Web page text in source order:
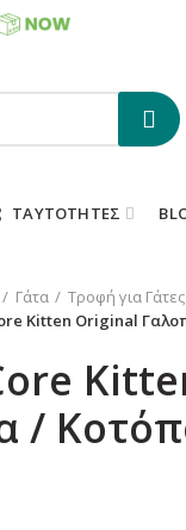
ΤΑΥΤΌΤΗΤΕΣ
Γάτα Τροφή για Γάτες
Kitten Original
/